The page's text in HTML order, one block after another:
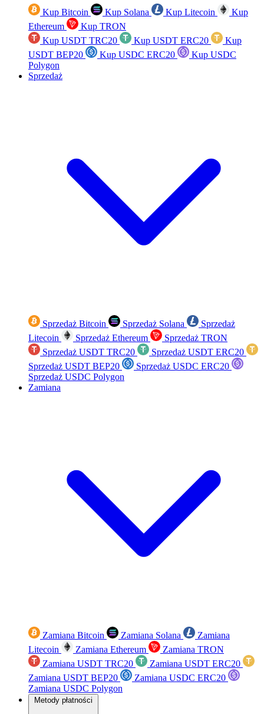
Kup Bitcoin Kup Solana Kup Litecoin
Kup
Ethereum
Kup TRON
Kup USDT TRC20
Kup USDT ERC20
Kup
USDT BEP20
Kup USDC ERC20
Kup USDC
Polygon
Sprzedaż
Sprzedaż Bitcoin Sprzedaż Solana
Sprzedaż
Litecoin
Sprzedaż Ethereum
Sprzedaż TRON
Sprzedaż USDT TRC20
Sprzedaż USDT ERC20
Sprzedaż USDT BEP20
Sprzedaż USDC ERC20
Sprzedaż USDC Polygon
Zamiana
Zamiana Bitcoin Zamiana Solana
Zamiana
Litecoin
Zamiana Ethereum
Zamiana TRON
Zamiana USDT TRC20
Zamiana USDT ERC20
Zamiana USDT BEP20
Zamiana USDC ERC20
Zamiana USDC Polygon
Metody płatności